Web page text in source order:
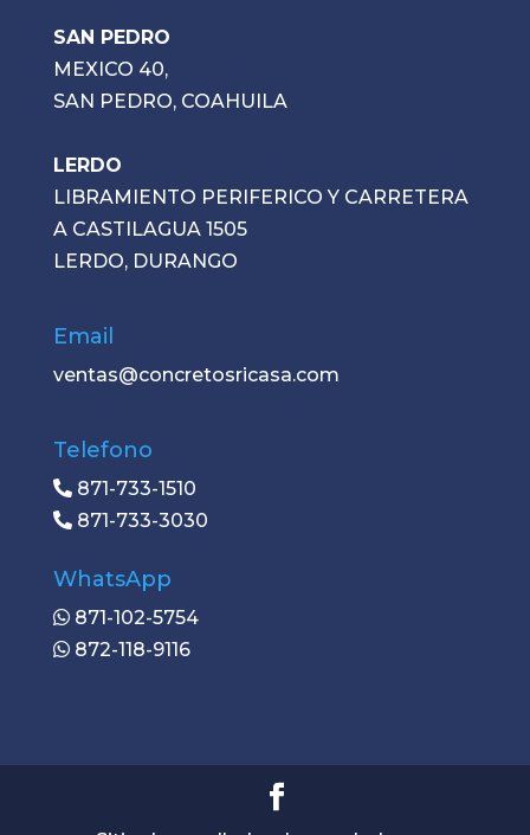
SAN PEDRO
MEXICO 40,
SAN PEDRO, COAHUILA
LERDO
LIBRAMIENTO PERIFERICO Y CARRETERA
A CASTILAGUA 1505
LERDO, DURANGO
Email
ventas@concretosricasa.com
Telefono
871-733-1510
871-733-3030
WhatsApp
871-102-5754
872-118-9116